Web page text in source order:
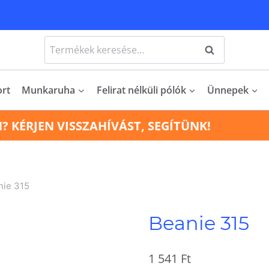
Keresés
a
következőre:
Keresés
Munkaruha Felirat nélküli pólók Ünnepek
KÉRJEN VISSZAHÍVÁST, SEGÍTÜNK!
315
Beanie 315
1 541 Ft